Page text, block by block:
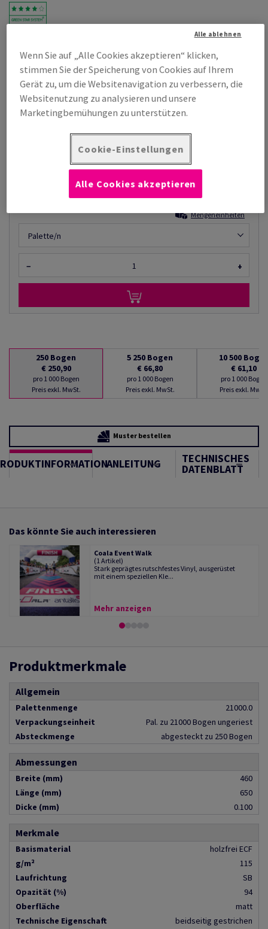
Novatech, Matt, beidseitig gestrichen, weiss, holzfrei ECF, 115g/m2,
460mm x 650mm, SB, Pal. zu 21000 Bogen ungeriest, abgesteckt zu
250 Bogen, FSC Mix Credit
Produktinformation
Produkt weiterempfehlen
76,76% Rabatt
Mengeneinheiten
Palette/n
− +
250 Bogen
€ 250,90
pro 1 000 Bogen
Preis exkl. MwSt.
5 250 Bogen
€ 66,80
pro 1 000 Bogen
Preis exkl. MwSt.
10 500
€ 61,10
pro 1 000 Bogen
Preis exkl. MwSt.
Muster bestellen
ANLEITUNG TECHNISCHES
DATENBLATT
Das könnte Sie auch interessieren
Coala Event Walk
(1 Artikel)
Stark geprägtes rutschfestes Vinyl, ausgerüstet
mit einem speziellen Kle...
Mehr anzeigen
Produktmerkmale
Allgemein
Palettenmenge
21000.0
Verpackungseinheit
Pal. zu 21000 Bogen ungeriest
Absteckmenge
abgesteckt zu 250 Bogen
Abmessungen
Breite (mm)
460
Länge (mm)
650
Dicke (mm)
0.100
Merkmale
Basismaterial
holzfrei ECF
g/m²
115
Laufrichtung
SB
Opazität (%)
94
Oberfläche
matt
Technische Eigenschaft
beidseitig gestrichen
Wenn Sie auf „Alle Cookies akzeptieren“ klicken,
stimmen Sie der Speicherung von Cookies auf Ihrem
Gerät zu, um die Websitenavigation zu verbessern, die
Websitenutzung zu analysieren und unsere
Marketingbemühungen zu unterstützen.
Cookie-Einstellungen
Alle ablehnen
Alle Cookies akzeptieren